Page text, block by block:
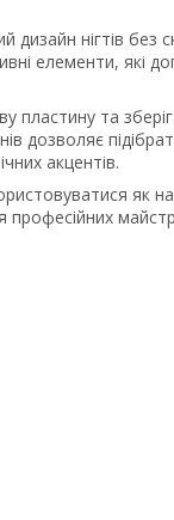
нігтів без
елементи, які
пластину та
дозволяє
акцентів.
як
професійних